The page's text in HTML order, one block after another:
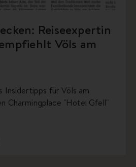
Reiseexpertin
Völs am
Insidertipps für Völs am
Charmingplace "Hotel Gfell"